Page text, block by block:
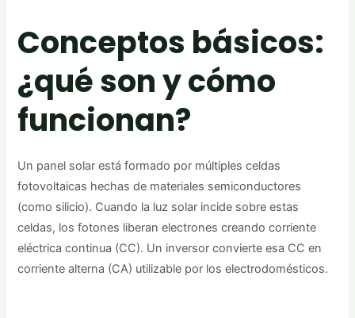
Conceptos básicos:
¿qué son y cómo
funcionan?
Un panel solar está formado por múltiples celdas
fotovoltaicas hechas de materiales semiconductores
(como silicio). Cuando la luz solar incide sobre estas
celdas, los fotones liberan electrones creando corriente
eléctrica continua (CC). Un inversor convierte esa CC en
corriente alterna (CA) utilizable por los electrodomésticos.